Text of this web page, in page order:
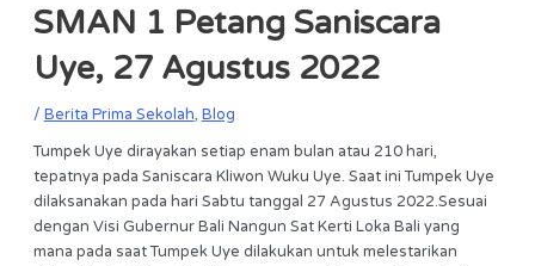
SMAN 1 Petang Saniscara
Uye, 27 Agustus 2022
/ Berita Prima Sekolah, Blog
Tumpek Uye dirayakan setiap enam bulan atau 210 hari,
tepatnya pada Saniscara Kliwon Wuku Uye. Saat ini Tumpek Uye
dilaksanakan pada hari Sabtu tanggal 27 Agustus 2022.Sesuai
dengan Visi Gubernur Bali Nangun Sat Kerti Loka Bali yang
mana pada saat Tumpek Uye dilakukan untuk melestarikan